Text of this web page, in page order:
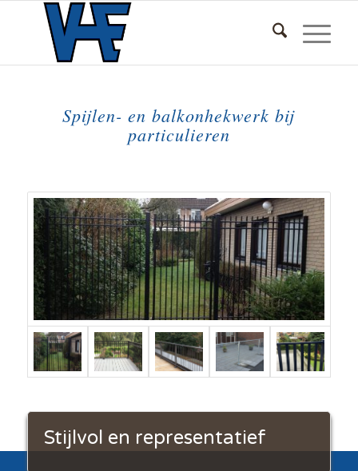
Spijlen- en balkonhekwerk bij
particulieren
Stijlvol en representatief